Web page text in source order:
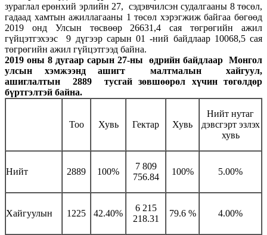
зураглал ерөнхий эрлийн 27, сэдэвчилсэн судалгааны 8 төсөл,
гадаад хамтын ажиллагааны 1 төсөл хэрэгжиж байгаа бөгөөд
2019 онд Улсын төсвөөр 26631,4 сая төгрөгийн ажил
гүйцэтгэхээс 9 дүгээр сарын 01 -ний байдлаар 10068,5 сая
төгрөгийн ажил гүйцэтгээд байна.
2019 оны 8 дугаар сарын 27-ны өдрийн байдлаар Монгол
улсын хэмжээнд ашигт
малтмалын хайгуул,
ашиглалтын 2889тусгай зөвшөөрөл хүчин төгөлдөр
бүртгэлтэй байна.
Тоо Хувь Гектар Хувь
Нийт нутаг
дэвсгэрт эзлэх
хувь
Нийт 2889 100%
7 809
756.84
100% 5.00%
Хайгуулын 1225 42.40%
6 215
218.31
79.6 % 4.00%